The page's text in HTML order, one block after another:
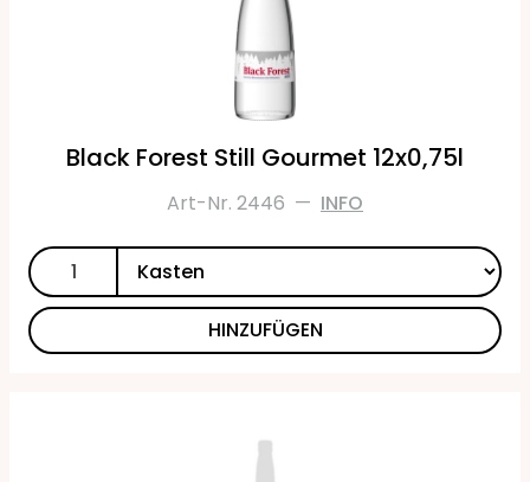
Black Forest Still Gourmet 12x0,75l
Art-Nr. 2446 — INFO
HINZUFÜGEN